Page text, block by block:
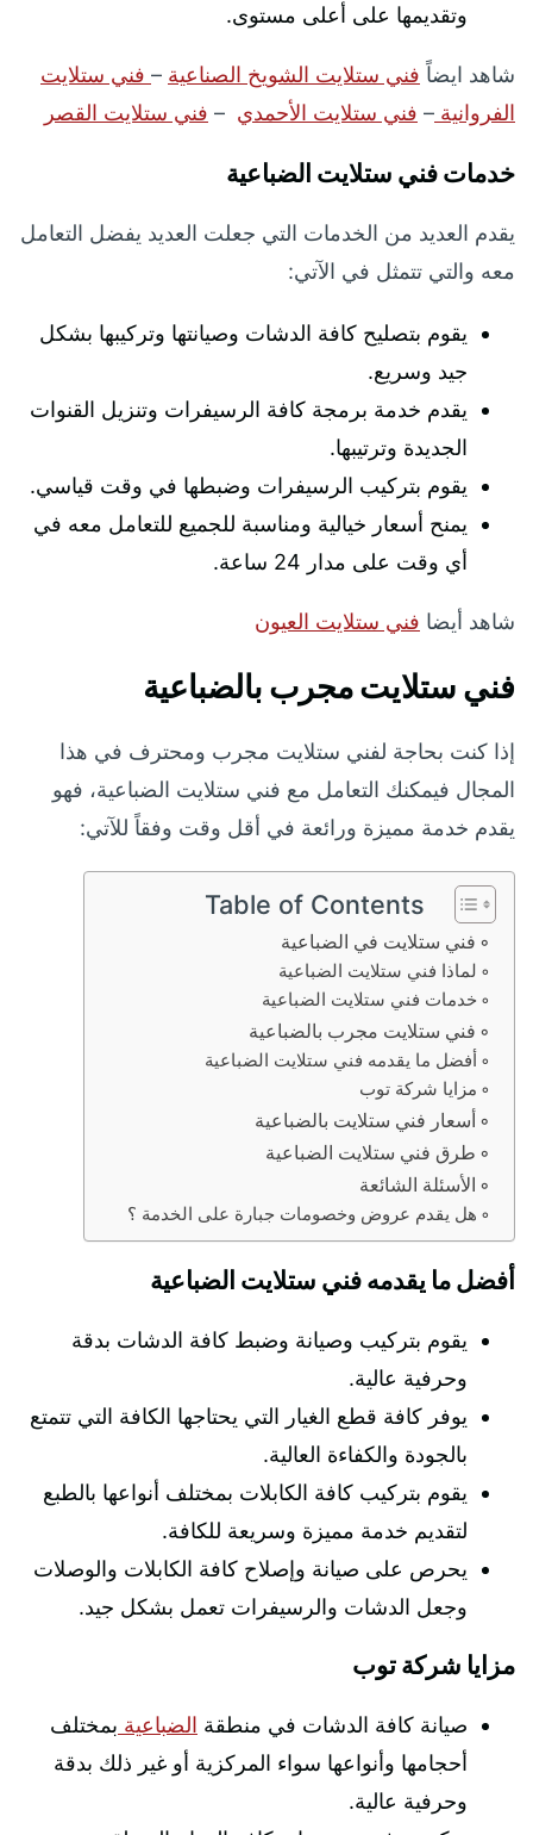
وتقديمها على أعلى مستوى.
شاهد ايضاً فني ستلايت الشويخ الصناعية – فني ستلايت
الفروانية – فني ستلايت الأحمدي – فني ستلايت القصر
خدمات فني ستلايت الضباعية
يقدم العديد من الخدمات التي جعلت العديد يفضل التعامل
معه والتي تتمثل في الآتي:
يقوم بتصليح كافة الدشات وصيانتها وتركيبها بشكل
جيد وسريع.
يقدم خدمة برمجة كافة الرسيفرات وتنزيل القنوات
الجديدة وترتيبها.
يقوم بتركيب الرسيفرات وضبطها في وقت قياسي.
يمنح أسعار خيالية ومناسبة للجميع للتعامل معه في
أي وقت على مدار 24 ساعة.
شاهد أيضا فني ستلايت العيون
فني ستلايت مجرب بالضباعية
إذا كنت بحاجة لفني ستلايت مجرب ومحترف في هذا
المجال فيمكنك التعامل مع فني ستلايت الضباعية، فهو
يقدم خدمة مميزة ورائعة في أقل وقت وفقاً للآتي:
Table of Contents
فني ستلايت في الضباعية
لماذا فني ستلايت الضباعية
خدمات فني ستلايت الضباعية
فني ستلايت مجرب بالضباعية
أفضل ما يقدمه فني ستلايت الضباعية
مزايا شركة توب
أسعار فني ستلايت بالضباعية
طرق فني ستلايت الضباعية
الأسئلة الشائعة
هل يقدم عروض وخصومات جبارة على الخدمة ؟
أفضل ما يقدمه فني ستلايت الضباعية
يقوم بتركيب وصيانة وضبط كافة الدشات بدقة
وحرفية عالية.
يوفر كافة قطع الغيار التي يحتاجها الكافة التي تتمتع
بالجودة والكفاءة العالية.
يقوم بتركيب كافة الكابلات بمختلف أنواعها بالطبع
لتقديم خدمة مميزة وسريعة للكافة.
يحرص على صيانة وإصلاح كافة الكابلات والوصلات
وجعل الدشات والرسيفرات تعمل بشكل جيد.
مزايا شركة توب
صيانة كافة الدشات في منطقة الضباعية بمختلف
أحجامها وأنواعها سواء المركزية أو غير ذلك بدقة
وحرفية عالية.